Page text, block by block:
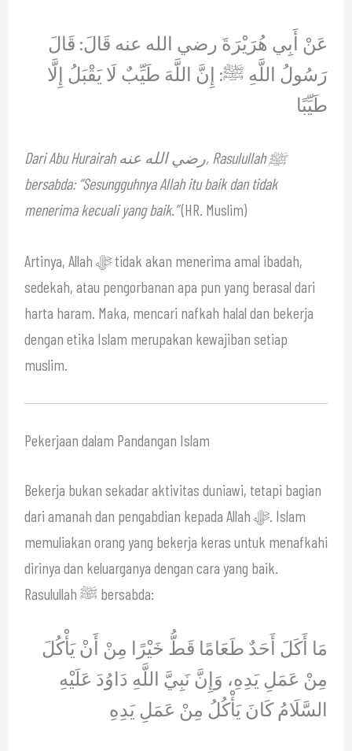
عَنْ أَبِي هُرَيْرَةَ رضي الله عنه قَالَ: قَالَ
رَسُولُ اللَّهِ ﷺ: إِنَّ اللَّهَ طَيِّبٌ لَا يَقْبَلُ إِلَّا
طَيِّبًا
Dari Abu Hurairah رضي الله عنه, Rasulullah ﷺ
bersabda: “Sesungguhnya Allah itu baik dan tidak
menerima kecuali yang baik.”(HR. Muslim)
Artinya, Allah ﷻ tidak akan menerima amal ibadah,
sedekah, atau pengorbanan apa pun yang berasal dari
harta haram. Maka, mencari nafkah halal dan bekerja
dengan etika Islam merupakan kewajiban setiap
muslim.
Pekerjaan dalam Pandangan Islam
Bekerja bukan sekadar aktivitas duniawi, tetapi bagian
dari amanah dan pengabdian kepada Allah ﷻ. Islam
memuliakan orang yang bekerja keras untuk menafkahi
dirinya dan keluarganya dengan cara yang baik.
Rasulullah ﷺ bersabda:
مَا أَكَلَ أَحَدٌ طَعَامًا قَطُّ خَيْرًا مِنْ أَنْ يَأْكُلَ
مِنْ عَمَلِ يَدِهِ، وَإِنَّ نَبِيَّ اللَّهِ دَاوُدَ عَلَيْهِ
السَّلَامُ كَانَ يَأْكُلُ مِنْ عَمَلِ يَدِهِ